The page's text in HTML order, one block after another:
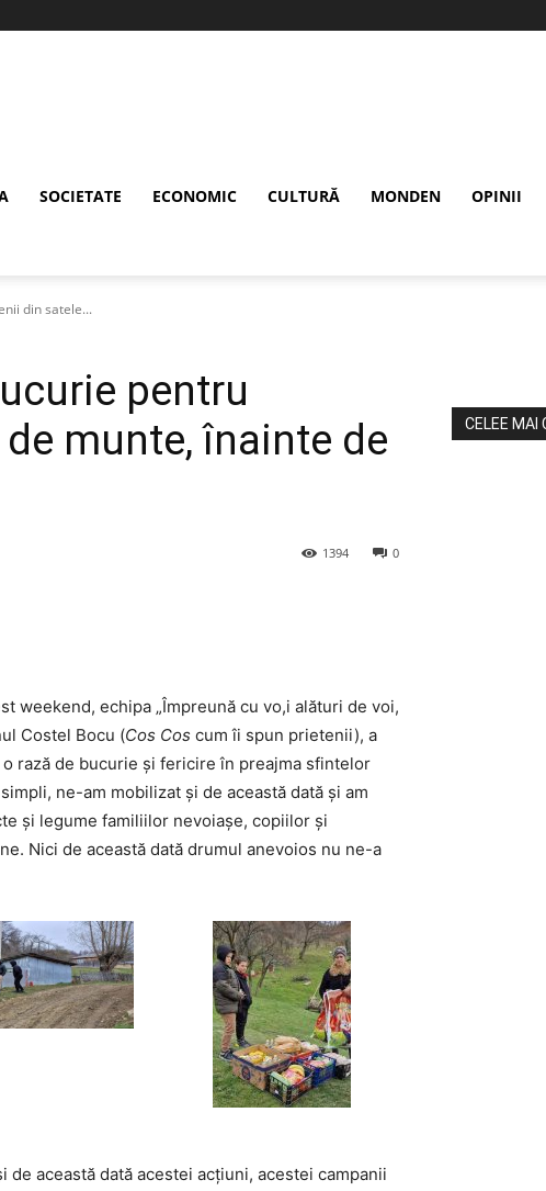
SOCIETATE ECONOMIC CULTURĂ MONDEN OPINII
din satele...
pentru
munte, înainte de
0
1394
weekend, echipa „Împreună cu vo,i alături de voi,
Costel Bocu (Cos Cos cum îi spun prietenii), a
rază de bucurie și fericire în preajma sfintelor
ne-am mobilizat și de această dată și am
și legume familiilor nevoiașe, copiilor și
Nici de această dată drumul anevoios nu ne-a
această dată acestei acțiuni, acestei campanii
CELEE MAI